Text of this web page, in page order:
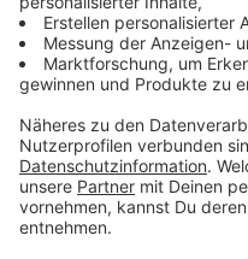
Herkenrath Ball
· E227 um 7:16 Uhr
Berg. Gladbach S
· E227 um 7:27 Uhr
Kreishaus
· E427 um 6:52 Uhr